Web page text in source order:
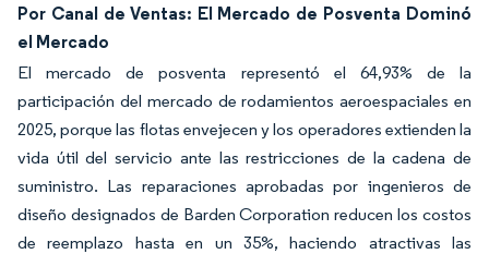
Por Canal de Ventas: El Mercado de Posventa Dominó
el Mercado
El mercado de posventa representó el 64,93% de la
participación del mercado de rodamientos aeroespaciales en
2025, porque las flotas envejecen y los operadores extienden la
vida útil del servicio ante las restricciones de la cadena de
suministro. Las reparaciones aprobadas por ingenieros de
diseño designados de Barden Corporation reducen los costos
de reemplazo hasta en un 35%, haciendo atractivas las